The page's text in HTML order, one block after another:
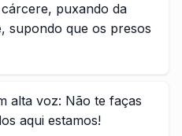
puxando da
supondo que os presos
alta voz: Não te faças
aqui estamos!